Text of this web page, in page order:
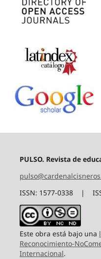
PULSO. Revista de
ISSN: 1577-0338 |
Este obra está bajo una
Reconocimiento-
Internacional.